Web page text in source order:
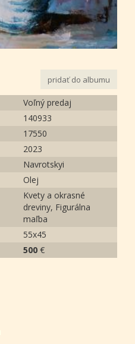
pridať do albumu
Voľný predaj
140933
17550
2023
Navrotskyi
Olej
Kvety a okrasné
dreviny, Figurálna
maľba
55х45
500 €